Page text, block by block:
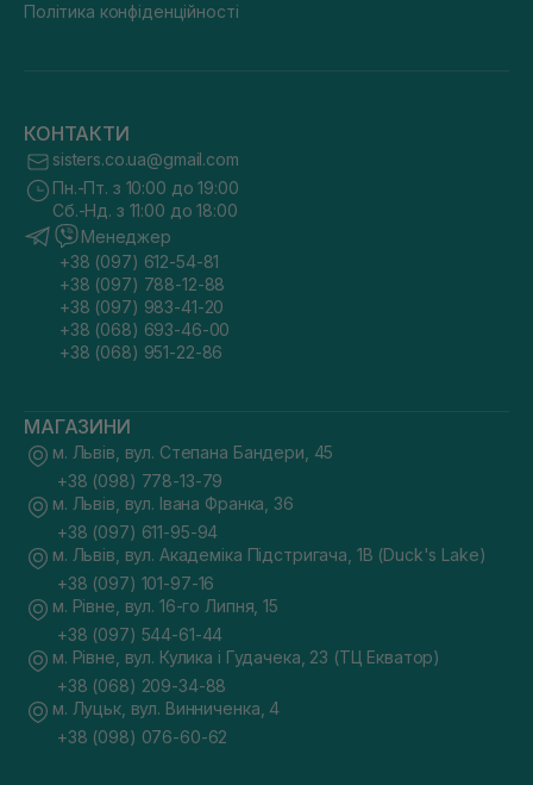
Політика конфіденційності
КОНТАКТИ
sisters.co.ua@gmail.com
Пн.-Пт. з 10:00 до 19:00
Сб.-Нд. з 11:00 до 18:00
Менеджер
+38 (097) 612-54-81
+38 (097) 788-12-88
+38 (097) 983-41-20
+38 (068) 693-46-00
+38 (068) 951-22-86
МАГАЗИНИ
м. Львів, вул. Степана Бандери, 45
+38 (098) 778-13-79
м. Львів, вул. Івана Франка, 36
+38 (097) 611-95-94
м. Львів, вул. Академіка Підстригача, 1В (Duck's Lake)
+38 (097) 101-97-16
м. Рівне, вул. 16-го Липня, 15
+38 (097) 544-61-44
м. Рівне, вул. Кулика і Гудачека, 23 (ТЦ Екватор)
+38 (068) 209-34-88
м. Луцьк, вул. Винниченка, 4
+38 (098) 076-60-62